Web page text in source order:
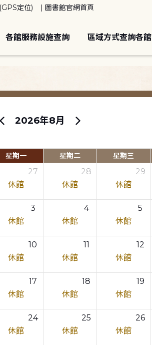
定位) 圖書館官網首頁
各館服務設施查詢 區域方式查詢各館
2026年8月
星期一 星期二 星期三
27
休館
28
休館
29
休館
3
休館
4
休館
5
休館
10
休館
11
休館
12
休館
17
休館
18
休館
19
休館
24
休館
25
休館
26
休館